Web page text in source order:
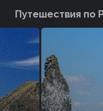
Путешествия по